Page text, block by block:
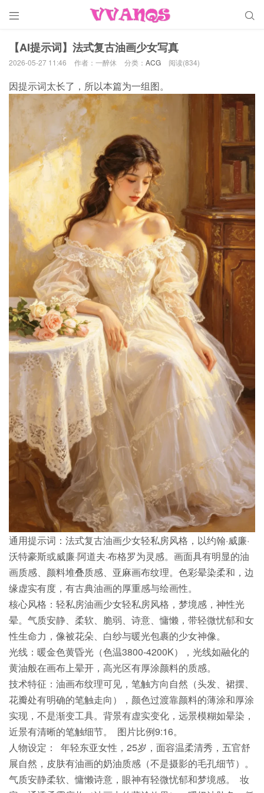
 
【AI提示词】法式复古油画少女写真
2026-05-27 11:46 作者：一醉休 分类： ACG 阅读(834)
因提示词太长了，所以本篇为一组图。
通用提示词：法式复古油画少女轻私房风格，以约翰·威廉·
沃特豪斯或威廉·阿道夫·布格罗为灵感。画面具有明显的油
画质感、颜料堆叠质感、亚麻画布纹理。色彩晕染柔和，边
缘虚实有度，有古典油画的厚重感与绘画性。
核心风格：轻私房油画少女轻私房风格 ，梦境感，神性光
晕。气质安静、柔软、脆弱、诗意、慵懒，带轻微忧郁和女
性生命力，像被花朵、白纱与暖光包裹的少女神像。
光线：暖金色黄昏光（色温3800-4200K），光线如融化的
黄油般在画布上晕开，高光区有厚涂颜料的质感。
技术特征：油画布纹理可见，笔触方向自然（头发、裙摆、
花瓣处有明确的笔触走向），颜色过渡靠颜料的薄涂和厚涂
实现，不是渐变工具。背景有虚实变化，远景模糊如晕染，
近景有清晰的笔触细节。 图片比例9:16。
人物设定： 年轻东亚女性，25岁，面容温柔清秀，五官舒
展自然，皮肤有油画的奶油质感（不是摄影的毛孔细节）。
气质安静柔软、慵懒诗意，眼神有轻微忧郁和梦境感。 妆